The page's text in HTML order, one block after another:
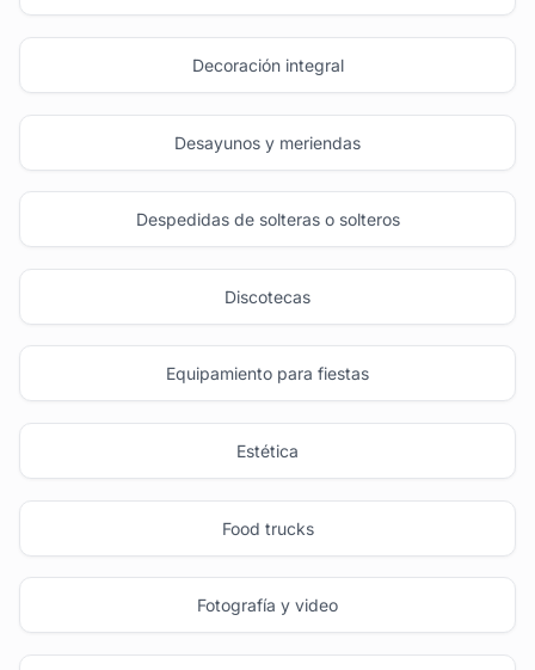
Decoración integral
Desayunos y meriendas
Despedidas de solteras o solteros
Discotecas
Equipamiento para fiestas
Estética
Food trucks
Fotografía y video